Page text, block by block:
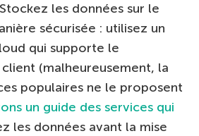
les données sur le
sécurisée : utilisez un
qui supporte le
(malheureusement, la
populaires ne le proposent
un guide des services qui
les données avant la mise